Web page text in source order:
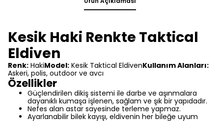
Kesik Haki Renkte Taktical
Eldiven
Renk: HakiModel: Kesik Taktical EldivenKullanım Alanları:
Askeri, polis, outdoor ve avcı
Özellikler
Güçlendirilen dikiş sistemi ile darbe ve aşınmalara
dayanıklı kumaşa işlenen, sağlam ve şık bir yapıdadır.
Nefes alan astar sayesinde terleme yapmaz.
Ayarlanabilir bilek kayışı, eldivenin her bileğe uyum